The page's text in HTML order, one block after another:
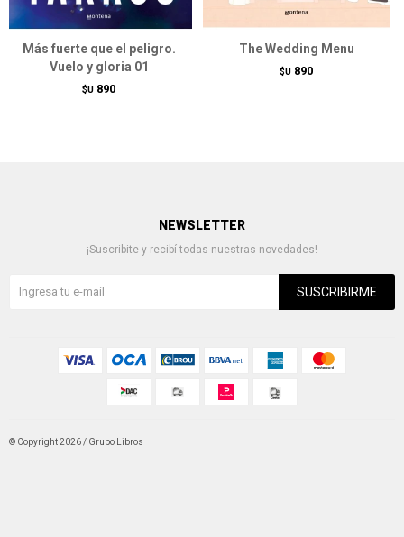
Más fuerte que el peligro.
Vuelo y gloria 01
$U 890
The Wedding Menu
$U 890
NEWSLETTER
¡Suscribite y recibí todas nuestras novedades!
SUSCRIBIRME
© Copyright 2026 / Grupo Libros